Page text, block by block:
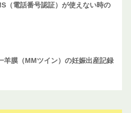
（電話番号認証）が使えない時の
羊膜（MMツイン）の妊娠出産記録